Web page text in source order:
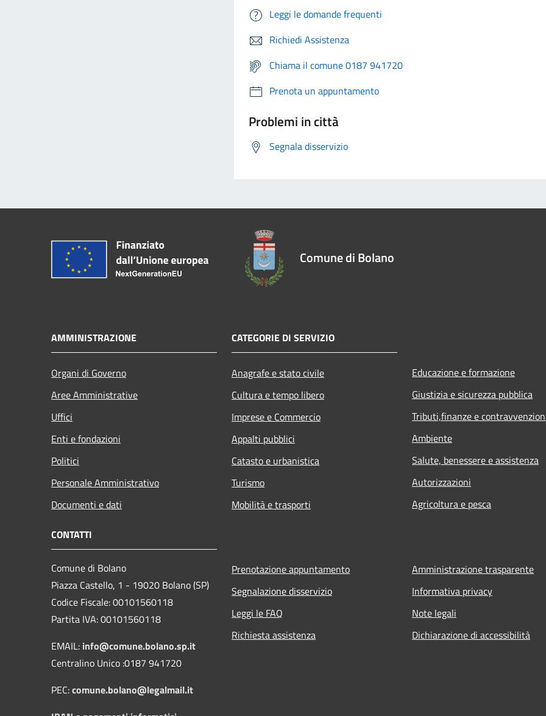
Leggi le domande frequenti
Richiedi Assistenza
Chiama il comune 0187 941720
Prenota un appuntamento
Problemi in città
Segnala disservizio
Comune di Bolano
AMMINISTRAZIONE
Organi di Governo
Aree Amministrative
Uffici
Enti e fondazioni
Politici
Personale Amministrativo
Documenti e dati
CATEGORIE DI SERVIZIO
Anagrafe e stato civile
Cultura e tempo libero
Imprese e Commercio
Appalti pubblici
Catasto e urbanistica
Turismo
Mobilità e trasporti
Educazione e formazione
Giustizia e sicurezza pubblica
Tributi,finanze e
Ambiente
Salute, benessere e assistenza
Autorizzazioni
Agricoltura e pesca
CONTATTI
Comune di Bolano
Piazza Castello, 1 - 19020 Bolano (SP)
Codice Fiscale: 00101560118
Partita IVA: 00101560118
EMAIL: info@comune.bolano.sp.it
Centralino Unico :0187 941720
PEC:comune.bolano@legalmail.it
Prenotazione appuntamento
Segnalazione disservizio
Leggi le FAQ
Richiesta assistenza
Amministrazione trasparente
Informativa privacy
Note legali
Dichiarazione di accessibilità